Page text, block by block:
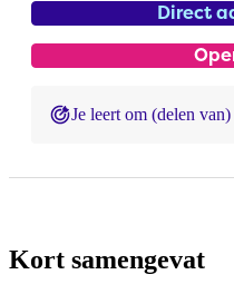
Direct
Je leert om (delen
Kort samengevat